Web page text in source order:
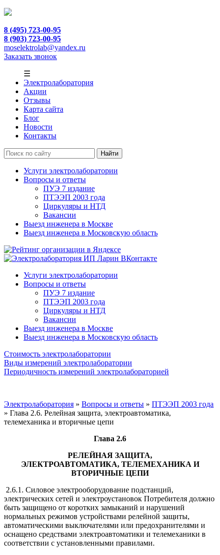
8 (495) 723-00-95
8 (903) 723-00-95
moselektrolab@yandex.ru
Заказать звонок
☰
Электролаборатория
Акции
Отзывы
Карта сайта
Блог
Новости
Контакты
Услуги электролаборатории
Вопросы и ответы
ПУЭ 7 издание
ПТЭЭП 2003 года
Циркуляры и НТД
Вакансии
Выезд инженера в Москве
Выезд инженера в Московскую область
Услуги электролаборатории
Вопросы и ответы
ПУЭ 7 издание
ПТЭЭП 2003 года
Циркуляры и НТД
Вакансии
Выезд инженера в Москве
Выезд инженера в Московскую область
Стоимость электролаборатории
Виды измерений электролаборатории
Периодичность измерений электролабораторией
Электролаборатория » Вопросы и ответы » ПТЭЭП 2003 года
» Глава 2.6. Релейная защита, электроавтоматика,
телемеханика и вторичные цепи
Глава 2.6
РЕЛЕЙНАЯ ЗАЩИТА,
ЭЛЕКТРОАВТОМАТИКА, ТЕЛЕМЕХАНИКА И
ВТОРИЧНЫЕ ЦЕПИ
2.6.1. Силовое электрооборудование подстанций,
электрических сетей и электроустановок Потребителя должно
быть защищено от коротких замыканий и нарушений
нормальных режимов устройствами релейной защиты,
автоматическими выключателями или предохранителями и
оснащено средствами электроавтоматики и телемеханики в
соответствии с установленными правилами.